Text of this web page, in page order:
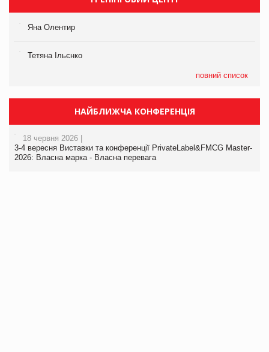
Яна Олентир
Тетяна Ільєнко
повний список
НАЙБЛИЖЧА КОНФЕРЕНЦІЯ
18 червня 2026 |
3-4 вересня Виставки та конференції PrivateLabel&FMCG Master-
2026: Власна марка - Власна перевага